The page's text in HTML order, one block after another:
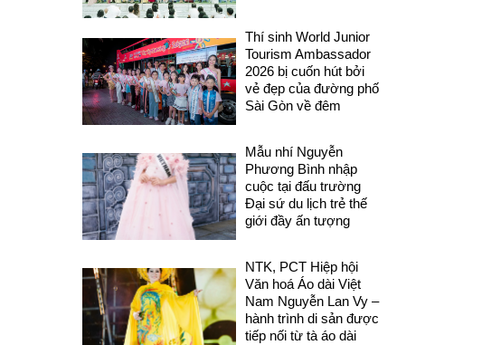
Thí sinh World Junior
Tourism Ambassador
2026 bị cuốn hút bởi
vẻ đẹp của đường phố
Sài Gòn về đêm
Mẫu nhí Nguyễn
Phương Bình nhập
cuộc tại đấu trường
Đại sứ du lịch trẻ thế
giới đầy ấn tượng
NTK, PCT Hiệp hội
Văn hoá Áo dài Việt
Nam Nguyễn Lan Vy –
hành trình di sản được
tiếp nối từ tà áo dài